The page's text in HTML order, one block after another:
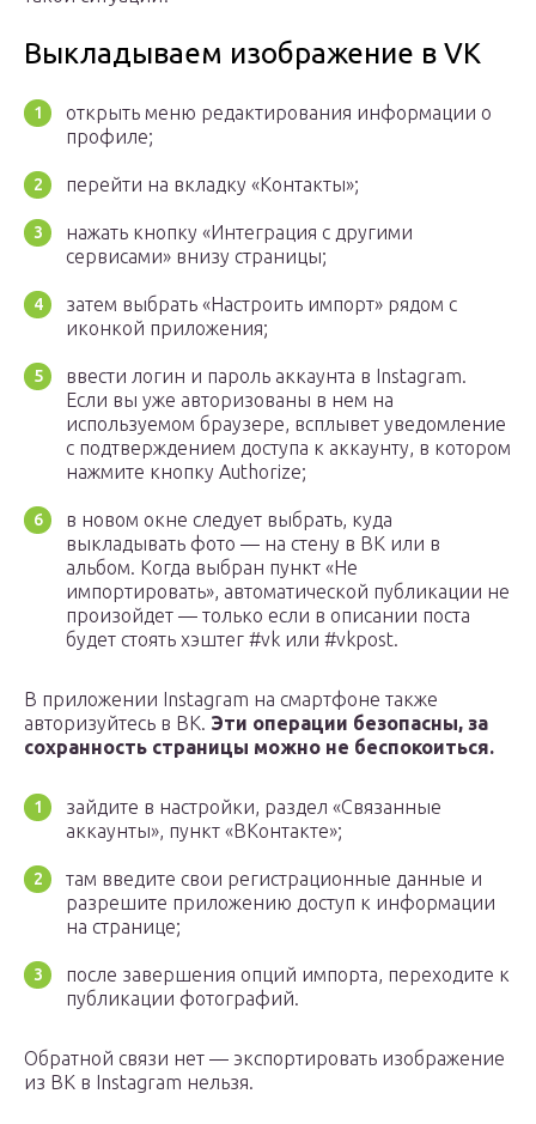
Выкладываем изображение в VK
открыть меню редактирования информации о
профиле;
перейти на вкладку «Контакты»;
нажать кнопку «Интеграция с другими
сервисами» внизу страницы;
затем выбрать «Настроить импорт» рядом с
иконкой приложения;
ввести логин и пароль аккаунта в Instagram.
Если вы уже авторизованы в нем на
используемом браузере, всплывет уведомление
с подтверждением доступа к аккаунту, в котором
нажмите кнопку Authorize;
в новом окне следует выбрать, куда
выкладывать фото — на стену в ВК или в
альбом. Когда выбран пункт «Не
импортировать», автоматической публикации не
произойдет — только если в описании поста
будет стоять хэштег #vk или #vkpost.
В приложении Instagram на смартфоне также
авторизуйтесь в ВК. Эти операции безопасны, за
сохранность страницы можно не беспокоиться.
зайдите в настройки, раздел «Связанные
аккаунты», пункт «ВКонтакте»;
там введите свои регистрационные данные и
разрешите приложению доступ к информации
на странице;
после завершения опций импорта, переходите к
публикации фотографий.
Обратной связи нет — экспортировать изображение
из ВК в Instagram нельзя.